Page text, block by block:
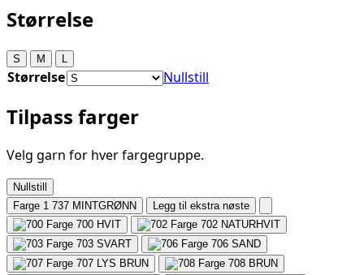
Størrelse
S M
Størrelse Nullstill
Tilpass farger
Velg garn for hver fargegruppe.
Nullstill
Farge 1 737 MINTGRØNN
Legg til ekstra nøste
700 HVIT 702 NATURHVIT
703 SVART 706 SAND
707 LYS BRUN 708 BRUN